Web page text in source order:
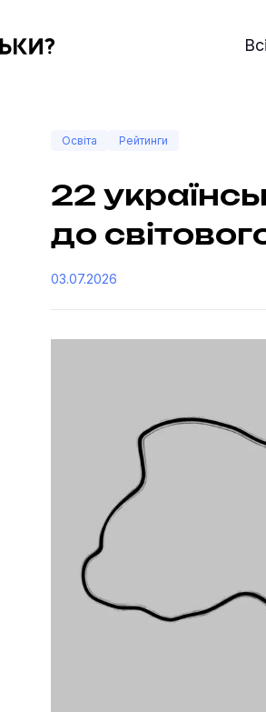
про суспільні дані
Освіта Рейтинги
22
до
03.07.2026